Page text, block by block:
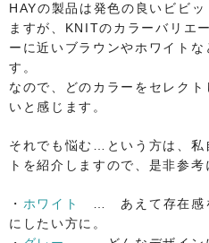
HAYの製品は発色の良いビビ
ますが、KNITのカラーバリエ
ーに近いブラウンやホワイト
す。
なので、どのカラーをセレク
いと感じます。
それでも悩む…という方は、私
トを紹介しますので、是非参考
・ ホワイト
… あえて存在感を
にしたい方に。